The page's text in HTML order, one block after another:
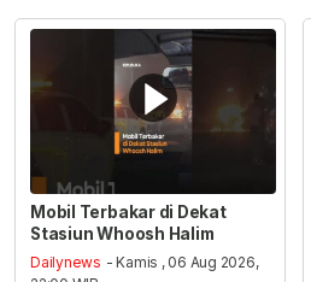
Mobil Terbakar di Dekat
Stasiun Whoosh Halim
Dailynews - Kamis , 06 Aug 2026,